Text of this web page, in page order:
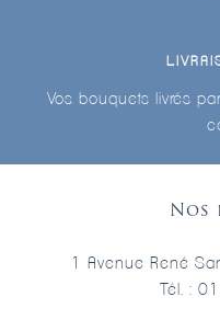
Vos bouquets livrés
Nos
1 Avenue René
Tél. :